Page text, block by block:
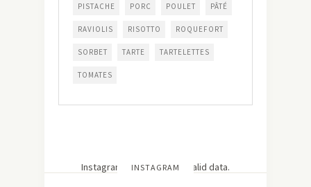
PISTACHE PORC POULET PÂTÉ
RAVIOLIS RISOTTO ROQUEFORT
SORBET TARTE TARTELETTES
TOMATES
INSTAGRAM
Instagram has returned invalid data.